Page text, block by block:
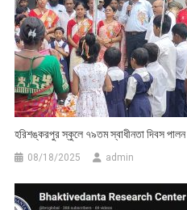
হরিশঙ্করপুর স্কুলে ৭৯তম স্বাধীনতা দিবস পালন
08/18/2025 admin